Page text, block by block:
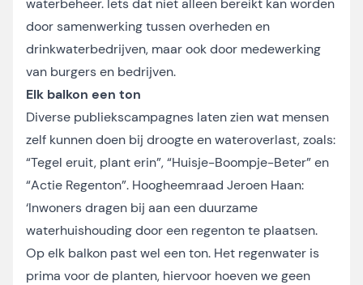
waterbeheer. Iets dat niet alleen bereikt kan worden
door samenwerking tussen overheden en
drinkwaterbedrijven, maar ook door medewerking
van burgers en bedrijven.
Elk balkon een ton
Diverse publiekscampagnes laten zien wat mensen
zelf kunnen doen bij droogte en wateroverlast, zoals:
“Tegel eruit, plant erin”, “Huisje-Boompje-Beter” en
“Actie Regenton”. Hoogheemraad Jeroen Haan:
‘Inwoners dragen bij aan een duurzame
waterhuishouding door een regenton te plaatsen.
Op elk balkon past wel een ton. Het regenwater is
prima voor de planten, hiervoor hoeven we geen